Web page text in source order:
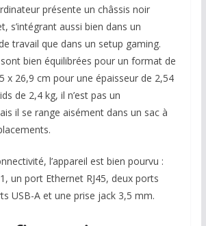
présente un châssis noir
s’intégrant aussi bien dans un
travail que dans un setup gaming.
bien équilibrées pour un format de
x 26,9 cm pour une épaisseur de 2,54
de 2,4 kg, il n’est pas un
il se range aisément dans un sac à
l’appareil est bien pourvu :
un port Ethernet RJ45, deux ports
USB-A et une prise jack 3,5 mm.